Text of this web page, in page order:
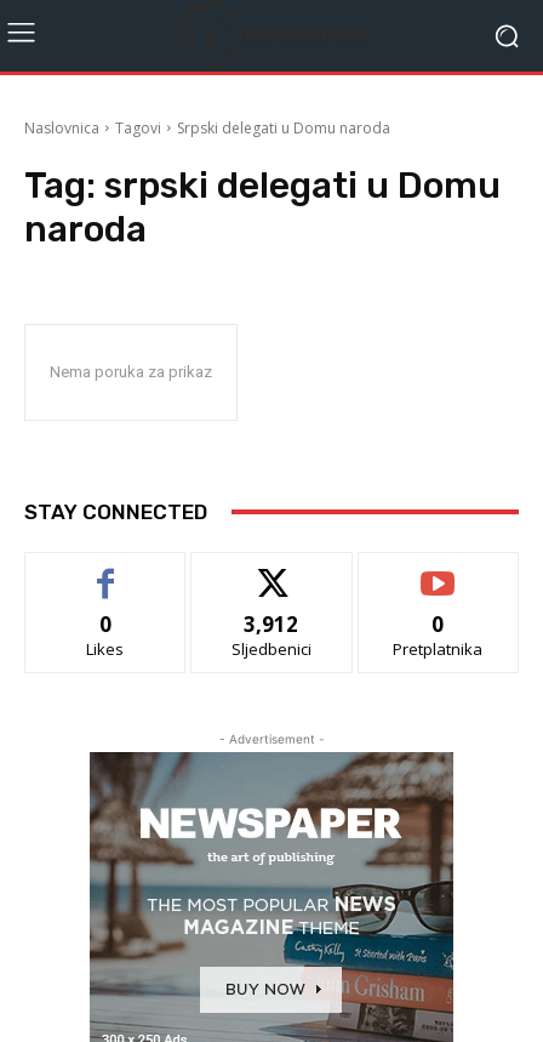
Naslovnica Tagovi Srpski delegati u Domu naroda
Tag: srpski delegati u Domu
naroda
Nema poruka za prikaz
STAY CONNECTED
0
Likes
3,912
Sljedbenici
0
Pretplatnika
- Advertisement -